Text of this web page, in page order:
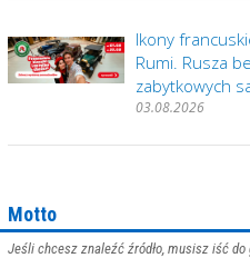
Ikony
Rumi. Rusza
zabytkowych
03.08.2026
Motto
Jeśli chcesz znaleźć źródło, musisz iść do